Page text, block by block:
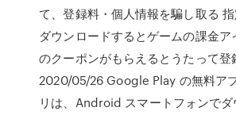
て、登録料・個人情報を騙し取る
ダウンロードするとゲームの課金ア
のクーポンがもらえるとうたって登
2020/05/26 Google Play の無料ア
リは、Android スマートフォンで